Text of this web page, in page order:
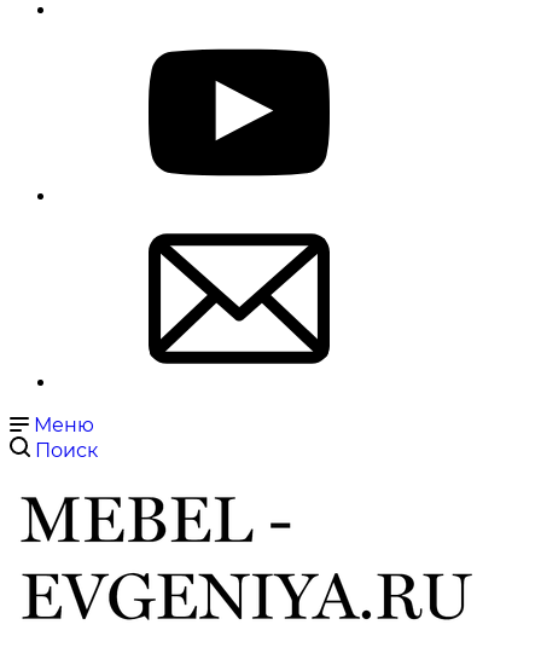
Меню
Поиск